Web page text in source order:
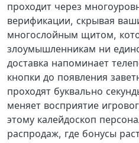
проходит через
верификации, скрывая
многослойным щитом,
злоумышленникам ни
доставка напоминает
кнопки до появления
проходят буквально
меняет восприятие
этому калейдоскоп
распродаж, где бонусы